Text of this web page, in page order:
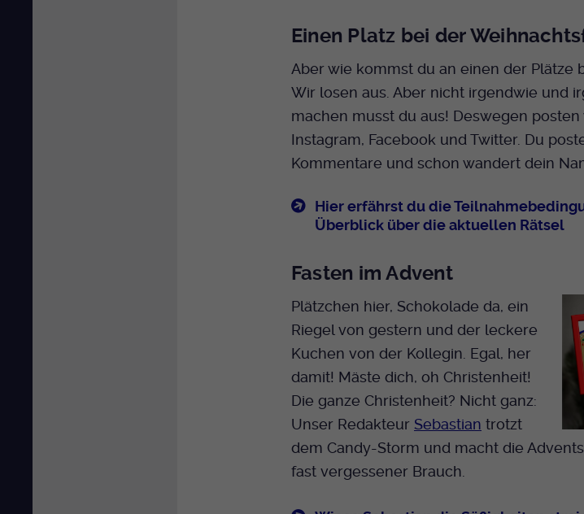
Einen Platz bei der
Aber wie kommst du an einen der Plätze
Wir losen aus. Aber nicht irgendwie und
machen musst du aus! Deswegen posten
Instagram, Facebook und Twitter. Du
Kommentare und schon wandert dein
Hier erfährst du die
Überblick über die aktuellen Rätsel
Fasten im Advent
Plätzchen hier, Schokolade da, ein
Riegel von gestern und der leckere
Kuchen von der Kollegin. Egal, her
damit! Mäste dich, oh Christenheit!
Die ganze Christenheit? Nicht ganz:
Unser Redakteur Sebastian trotzt
dem Candy-Storm und macht die
fast vergessener Brauch.
Name cookie_optin-[n]
Anbieter EKHN
Laufzeit
Bei Ausahl nur
Cookie am Ende der
Dient zur